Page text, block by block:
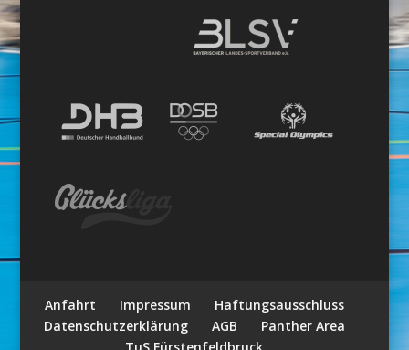
Anfahrt Impressum
Haftungsausschluss
Datenschutzerklärung
AGB
Panther Area